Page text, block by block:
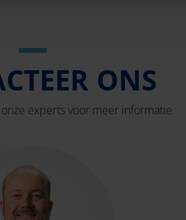
ONS
experts voor meer informatie.